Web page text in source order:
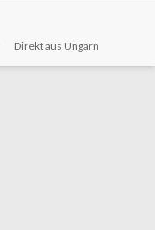
Direkt aus Ungarn